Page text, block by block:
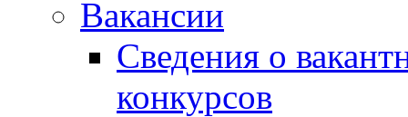
Вакансии
Сведения о
конкурсов